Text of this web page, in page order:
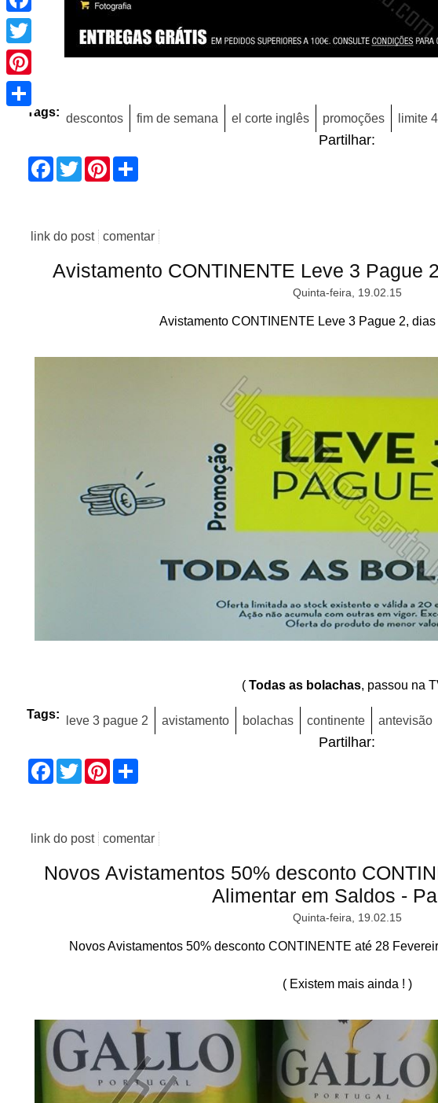
Tags: descontos fim de semana el corte inglês promoções limite
Partilhar:
Facebook
TwitterPinterest
Share
link do post comentar
Avistamento CONTINENTE Leve 3 Pague
Quinta-feira, 19.02.15
Avistamento CONTINENTE Leve 3 Pague 2,
(Todas as bolachas , passou na
Tags: leve 3 pague 2 avistamento bolachas continente antevisão
Partilhar:
Facebook
TwitterPinterest
Share
link do post comentar
Novos Avistamentos 50% desconto
Alimentar em Saldos -
Quinta-feira, 19.02.15
Novos Avistamentos 50% desconto CONTINENTE até 28
( Existem mais ainda ! )